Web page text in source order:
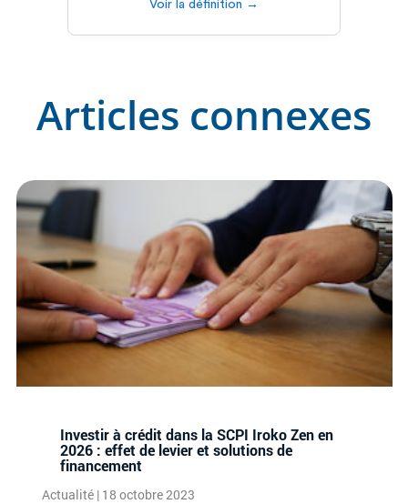
Voir la définition →
Articles connexes
Investir à crédit dans la SCPI Iroko Zen en
2026 : effet de levier et solutions de
financement
Actualité | 18 octobre 2023